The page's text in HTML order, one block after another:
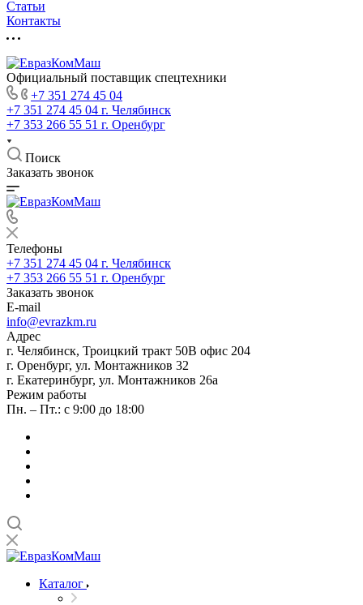
Статьи
Контакты
Официальный поставщик спецтехники
+7 351 274 45 04
+7 351 274 45 04 г. Челябинск
+7 353 266 55 51 г. Оренбург
Поиск
Заказать звонок
Телефоны
+7 351 274 45 04 г. Челябинск
+7 353 266 55 51 г. Оренбург
Заказать звонок
E-mail
info@evrazkm.ru
Адрес
г. Челябинск, Троицкий тракт 50В офис 204
г. Оренбург, ул. Монтажников 32
г. Екатеринбург, ул. Монтажников 26а
Режим работы
Пн. – Пт.: с 9:00 до 18:00
Каталог